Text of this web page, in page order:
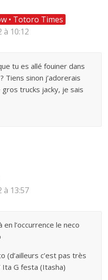
• Totoro Times
à 10:12
tu es allé fouiner dans
Tiens sinon j’adorerais
trucks jacky, je sais
à 13:57
en l’occurrence le neco
(d’ailleurs c’est pas très
Ita G festa (Itasha)